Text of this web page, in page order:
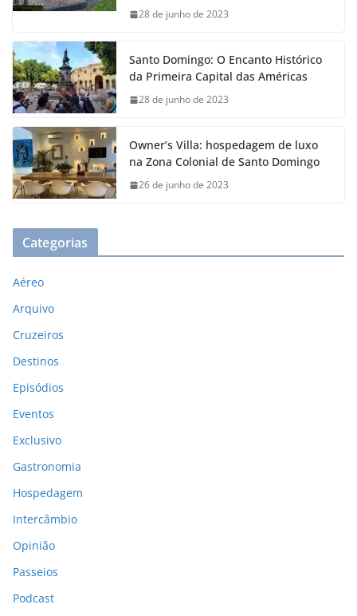
28 de junho de 2023
Santo Domingo: O Encanto Histórico
da Primeira Capital das Américas
28 de junho de 2023
Owner’s Villa: hospedagem de luxo
na Zona Colonial de Santo Domingo
26 de junho de 2023
Categorias
Aéreo
Arquivo
Cruzeiros
Destinos
Episódios
Eventos
Exclusivo
Gastronomia
Hospedagem
Intercâmbio
Opinião
Passeios
Podcast